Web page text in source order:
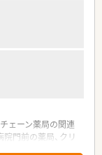
ェーン薬局の関連
門前の薬局、クリ